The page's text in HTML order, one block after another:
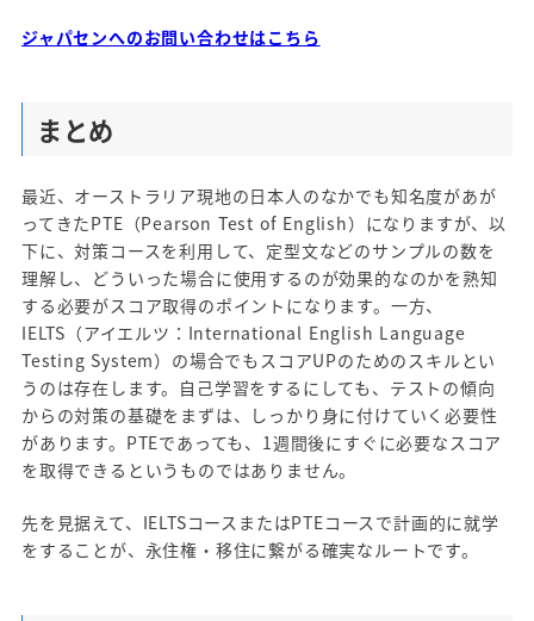
ジャパセンへのお問い合わせはこちら
まとめ
最近、オーストラリア現地の日本人のなかでも知名度があが
ってきたPTE（Pearson Test of English）になりますが、以
下に、対策コースを利用して、定型文などのサンプルの数を
理解し、どういった場合に使用するのが効果的なのかを熟知
する必要がスコア取得のポイントになります。一方、
IELTS（アイエルツ：International English Language
Testing System）の場合でもスコアUPのためのスキルとい
うのは存在します。自己学習をするにしても、テストの傾向
からの対策の基礎をまずは、しっかり身に付けていく必要性
があります。PTEであっても、1週間後にすぐに必要なスコア
を取得できるというものではありません。
先を見据えて、IELTSコースまたはPTEコースで計画的に就学
をすることが、永住権・移住に繋がる確実なルートです。